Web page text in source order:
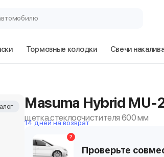
Тормозные колодки Свечи
Masuma Hybrid MU-
щетка стеклоочистителя 600 мм
14 дней на возврат
Проверьте
?